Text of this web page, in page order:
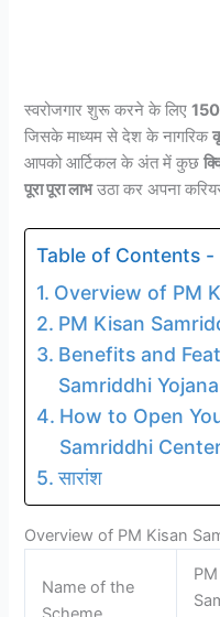
स्वरोजगार शुरू करने के लिए
जिसके माध्यम से देश के नागरिक
आपको आर्टिकल के अंत में कुछ
पूरा पूरा लाभउठा कर अपना
Table of Contents -
Overview of PM
PM Kisan
Benefits and
Samriddhi Yojana
How to Open
Samriddhi
सारांश
Overview of PM Kisan
Name of the